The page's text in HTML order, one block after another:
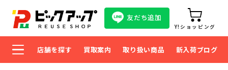
友だち追加
Y!ショッピング
店舗を探す 買取案内 取り扱い商品 新入荷ブログ